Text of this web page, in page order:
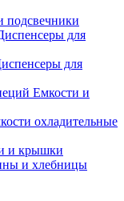
подсвечники
для
для
Емкости и
охладительные
и крышки
и хлебницы